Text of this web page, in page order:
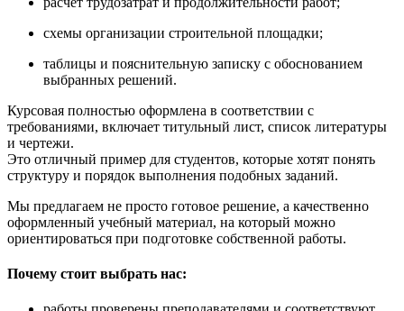
схемы организации строительной площадки;
таблицы и пояснительную записку с обоснованием
выбранных решений.
Курсовая полностью оформлена в соответствии с
требованиями, включает титульный лист, список литературы
и чертежи.
Это отличный пример для студентов, которые хотят понять
структуру и порядок выполнения подобных заданий.
Мы предлагаем не просто готовое решение, а качественно
оформленный учебный материал, на который можно
ориентироваться при подготовке собственной работы.
Почему стоит выбрать нас: